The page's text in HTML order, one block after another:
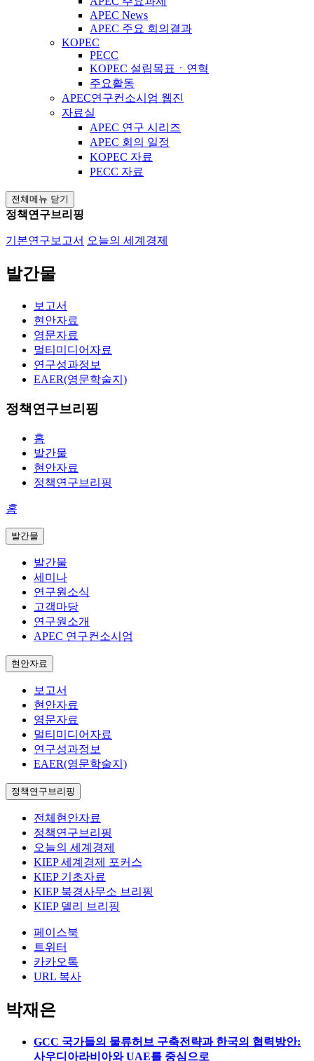
APEC News
APEC 주요 회의결과
KOPEC
PECC
KOPEC 설립목표ㆍ연혁
주요활동
APEC연구컨소시엄 웹진
자료실
APEC 연구 시리즈
APEC 회의 일정
KOPEC 자료
PECC 자료
전체메뉴 닫기
정책연구브리핑
기본연구보고서 오늘의 세계경제
발간물
보고서
현안자료
영문자료
멀티미디어자료
연구성과정보
EAER(영문학술지)
정책연구브리핑
홈
발간물
현안자료
정책연구브리핑
홈
발간물
발간물
세미나
연구원소식
고객마당
연구원소개
APEC 연구컨소시엄
현안자료
보고서
현안자료
영문자료
멀티미디어자료
연구성과정보
EAER(영문학술지)
정책연구브리핑
전체현안자료
정책연구브리핑
오늘의 세계경제
KIEP 세계경제 포커스
KIEP 기초자료
KIEP 북경사무소 브리핑
KIEP 델리 브리핑
페이스북
트위터
카카오톡
URL 복사
박재은
GCC 국가들의 물류허브 구축전략과 한국의 협력방안:
사우디아라비아와 UAE를 중심으로